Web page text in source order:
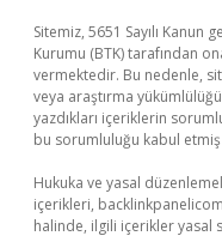
Sitemiz, 5651 Sayılı
Kurumu (BTK) tarafından
vermektedir. Bu nedenle,
veya araştırma
yazdıkları içeriklerin
bu sorumluluğu kabul etmiş
Hukuka ve yasal
içerikleri,
halinde, ilgili içerikler yasal